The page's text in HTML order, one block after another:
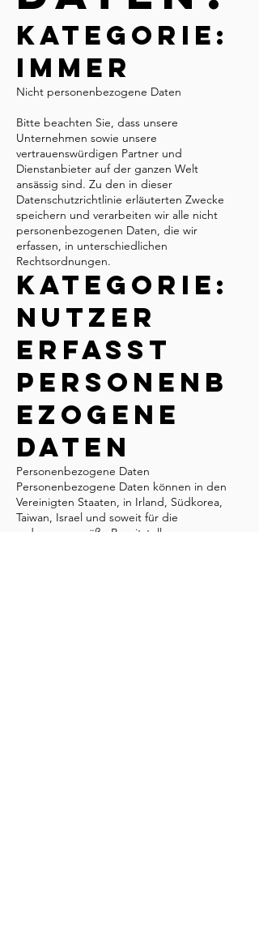
Kategorie:
Immer
Nicht personenbezogene Daten
Bitte beachten Sie, dass unsere
Unternehmen sowie unsere
vertrauenswürdigen Partner und
Dienstanbieter auf der ganzen Welt
ansässig sind. Zu den in dieser
Datenschutzrichtlinie erläuterten Zwecke
speichern und verarbeiten wir alle nicht
personenbezogenen Daten, die wir
erfassen, in unterschiedlichen
Rechtsordnungen.
Kategorie:
Nutzer
erfasst
personenb
ezogene
Daten
Personenbezogene Daten
Personenbezogene Daten können in den
Vereinigten Staaten, in Irland, Südkorea,
Taiwan, Israel und soweit für die
ordnungsgemäße Bereitstellung unserer